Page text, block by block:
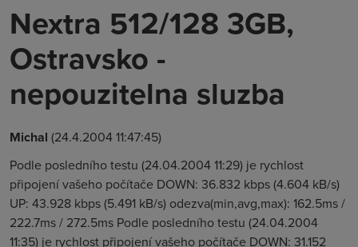
Nextra 512/128 3GB,
Ostravsko -
nepouzitelna sluzba
Michal (24.4.2004 11:47:45)
Podle posledního testu (24.04.2004 11:29) je rychlost
připojení vašeho počítače DOWN: 36.832 kbps (4.604 kB/s)
UP: 43.928 kbps (5.491 kB/s) odezva(min,avg,max): 162.5ms /
222.7ms / 272.5ms Podle posledního testu (24.04.2004
11:35) je rychlost připojení vašeho počítače DOWN: 31.152